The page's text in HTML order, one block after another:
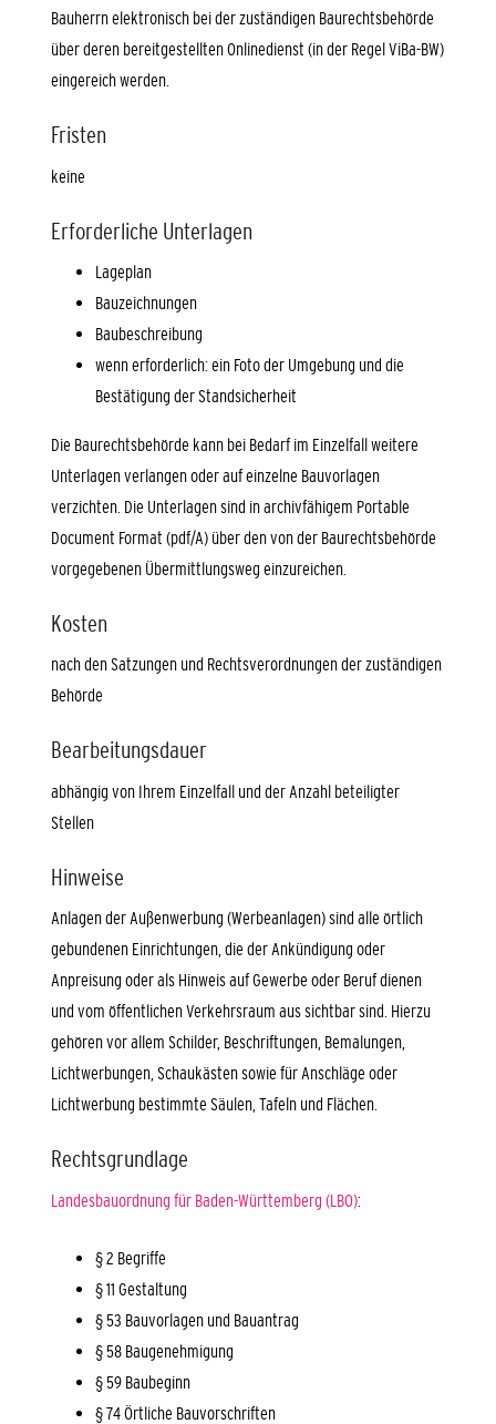
Bauherrn elektronisch bei der zuständigen Baurechtsbehörde
über deren bereitgestellten Onlinedienst (in der Regel ViBa-BW)
eingereich werden.
Fristen
keine
Erforderliche Unterlagen
Lageplan
Bauzeichnungen
Baubeschreibung
wenn erforderlich: ein Foto der Umgebung und die
Bestätigung der Standsicherheit
Die Baurechtsbehörde kann bei Bedarf im Einzelfall weitere
Unterlagen verlangen oder auf einzelne Bauvorlagen
verzichten. Die Unterlagen sind in archivfähigem Portable
Document Format (pdf/A) über den von der Baurechtsbehörde
vorgegebenen Übermittlungsweg einzureichen.
Kosten
nach den Satzungen und Rechtsverordnungen der zuständigen
Behörde
Bearbeitungsdauer
abhängig von Ihrem Einzelfall und der Anzahl beteiligter
Stellen
Hinweise
Anlagen der Außenwerbung (Werbeanlagen) sind alle örtlich
gebundenen Einrichtungen, die der Ankündigung oder
Anpreisung oder als Hinweis auf Gewerbe oder Beruf dienen
und vom öffentlichen Verkehrsraum aus sichtbar sind. Hierzu
gehören vor allem Schilder, Beschriftungen, Bemalungen,
Lichtwerbungen, Schaukästen sowie für Anschläge oder
Lichtwerbung bestimmte Säulen, Tafeln und Flächen.
Rechtsgrundlage
Landesbauordnung für Baden-Württemberg (LBO):
§ 2 Begriffe
§ 11 Gestaltung
§ 53 Bauvorlagen und Bauantrag
§ 58 Baugenehmigung
§ 59 Baubeginn
§ 74 Örtliche Bauvorschriften